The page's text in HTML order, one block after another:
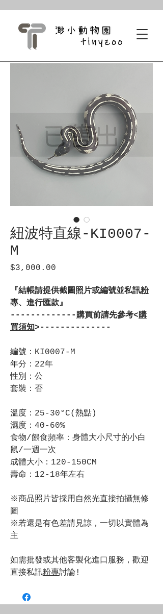
紐波特直線-KI0007-
M
$3,000.00
『結帳請提供截圖照片或編號並私訊粉
專、進行匯款』
-------------購買前請先參考<購
買須知>--------------
編號：KI0007-M
年分：22年
性別：公
套裝：否
溫度：25-30°C(熱點)
濕度：40-60%
食物/餵食頻率：身體大小尺寸的小白
鼠/一週一次
成體大小：120-150CM
壽命：12-18年左右
※商品照片皆採用自然光直接拍攝無修
圖
※若還是有色差請見諒，一切以實體為
主
如需批發或其他客製化進口服務，歡迎
直接私訊粉專討論!